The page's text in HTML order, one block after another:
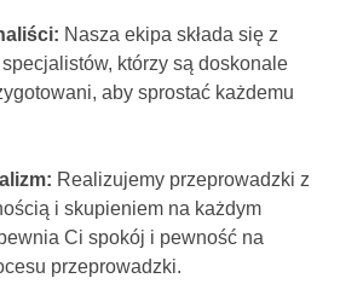
Nasza ekipa składa się z
którzy są doskonale
aby sprostać każdemu
Realizujemy przeprowadzki z
i skupieniem na każdym
Ci spokój i pewność na
przeprowadzki.